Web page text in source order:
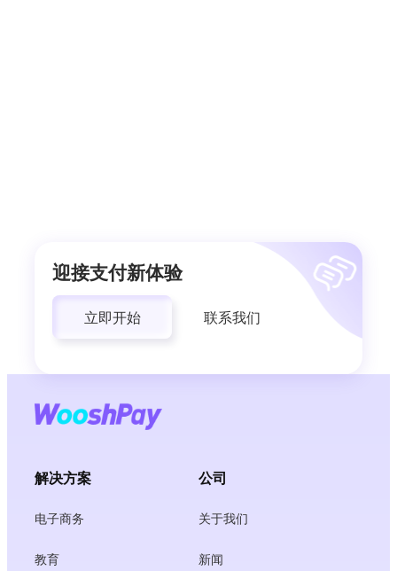
迎接支付新体验
立即开始 联系我们
解决方案
电子商务
教育
公司
关于我们
新闻